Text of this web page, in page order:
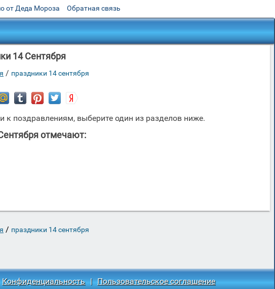
от Деда Мороза Обратная связь
14 Сентября
/ праздники 14 сентября
поздравлениям, выберите один из разделов ниже.
отмечают:
/ праздники 14 сентября
Конфиденциальность | Пользовательское соглашение